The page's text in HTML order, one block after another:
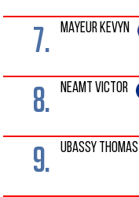
7. MAYEUR KEVYN
8. NEAMT VICTOR
9. UBASSY THOMAS